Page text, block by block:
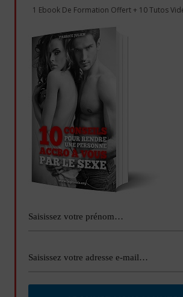
1 Ebook De Formation Offert + 10 Tutos